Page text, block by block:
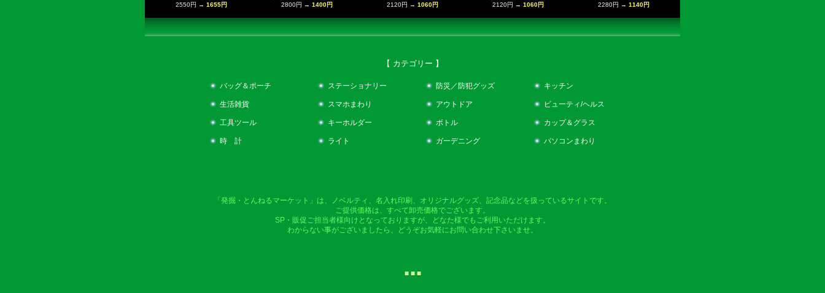
2550円 → 1655円
2800円 → 1400円
2120円 → 1060円
2120円 → 1060円
2280円 → 1140円
【 カテゴリー 】
バッグ＆ポーチ ステーショナリー 防災／防犯グッズ キッチン
生活雑貨 スマホまわり アウトドア ビューティ/ヘルス
工具ツール キーホルダー ボトル カップ＆グラス
時 計 ライト ガーデニング パソコンまわり
「発掘・とんねるマーケット」は、ノベルティ、名入れ印刷、オリジナルグッズ、記念品などを扱っているサイトです。
ご提供価格は、すべて卸売価格でございます。
SP・販促ご担当者様向けとなっておりますが、どなた様でもご利用いただけます。
わからない事がございましたら、どうぞお気軽にお問い合わせ下さいませ。
■ ■ ■